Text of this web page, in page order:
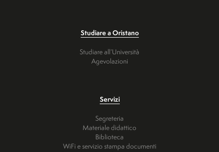
Studiare a Oristano
Studiare all’Università
Agevolazioni
Servizi
Segreteria
Materiale didattico
Biblioteca
WiFi e servizio stampa documenti